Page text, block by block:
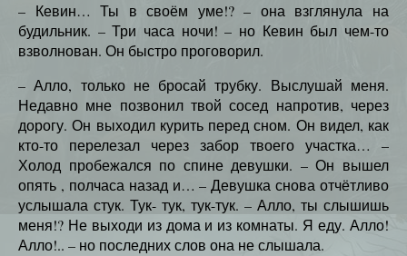
– Кевин… Ты в своём уме!? – она взглянула на
будильник. – Три часа ночи! – но Кевин был чем-то
взволнован. Он быстро проговорил.
– Алло, только не бросай трубку. Выслушай меня.
Недавно мне позвонил твой сосед напротив, через
дорогу. Он выходил курить перед сном. Он видел, как
кто-то перелезал через забор твоего участка… –
Холод пробежался по спине девушки. – Он вышел
опять , полчаса назад и… – Девушка снова отчётливо
услышала стук. Тук- тук, тук-тук. – Алло, ты слышишь
меня!? Не выходи из дома и из комнаты. Я еду. Алло!
Алло!.. – но последних слов она не слышала.